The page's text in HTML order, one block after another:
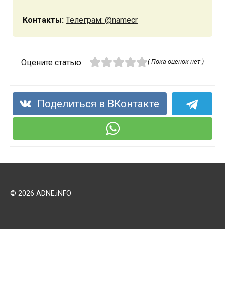
Контакты: Телеграм: @namecr
Оцените статью ( Пока оценок нет )
Поделиться в ВКонтакте
© 2026 ADNE.iNFO